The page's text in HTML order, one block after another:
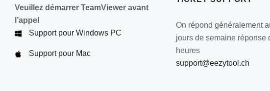
Veuillez démarrer TeamViewer avant
l’appel
Support pour Windows PC
Support pour Mac
On répond généralement
jours de semaine réponse
heures
support@eezytool.ch